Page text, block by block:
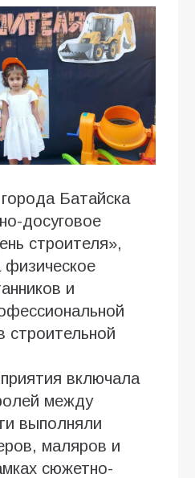
Батайска
досуговое
строителя»,
физическое
и
строительной
включала
между
выполняли
маляров и
сюжетно-